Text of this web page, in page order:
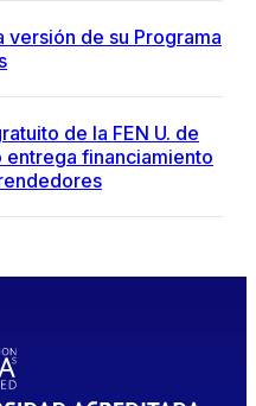
versión de su Programa
de la FEN U. de
entrega financiamiento